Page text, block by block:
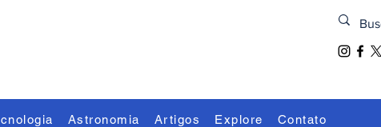
Astronomia Artigos Explore Contato